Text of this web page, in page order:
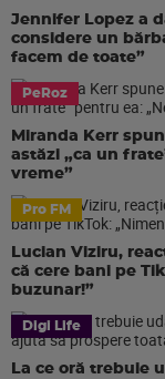
Jennifer Lopez a
considere un
facem de toate”
PeRoz
Miranda Kerr
astăzi „ca un
vreme”
Pro FM
Lucian Viziru,
că cere bani pe
buzunar!”
Digi Life
La ce oră trebuie